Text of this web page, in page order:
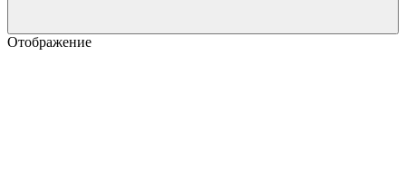
Отображение